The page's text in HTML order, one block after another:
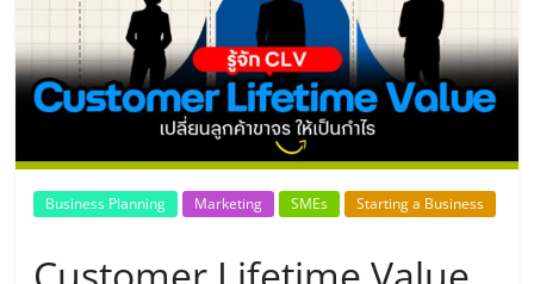
ThaiSMEsCenter,
รวม
ธุรกิจ
เอ
Business Planning Marketing SMEs Starting a Business